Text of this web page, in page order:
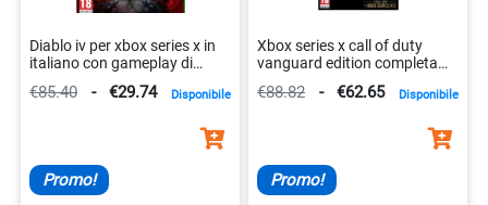
Diablo iv per xbox series x in
italiano con gameplay di
€85.40 - €29.74 Disponibile
Promo!
Xbox series x call of duty
vanguard edition completa
€88.82 - €62.65 Disponibile
Promo!